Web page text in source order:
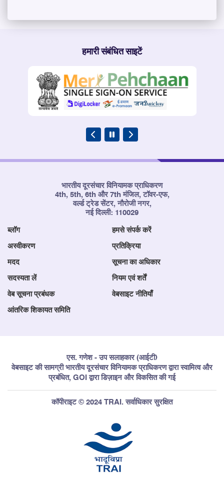
हमारी संबंधित साइटें
भारतीय दूरसंचार विनियामक प्राधिकरण
4th, 5th, 6th और 7th मंजिल, टॉवर-एफ,
वर्ल्ड ट्रेड सेंटर, नौरोजी नगर,
नई दिल्ली: 110029
ब्लॉग हमसे संपर्क करें
अस्वीकरण प्रतिक्रिया
मदद सूचना का अधिकार
सदस्यता लें नियम एवं शर्तें
वेब सूचना प्रबंधक वेबसाइट नीतियाँ
आंतरिक शिकायत समिति
एस. गणेश - उप सलाहकार (आईटी)
वेबसाइट की सामग्री भारतीय दूरसंचार विनियामक प्राधिकरण द्वारा स्वामित्व और
प्रबंधित, GOI द्वारा डिज़ाइन और विकसित की गई
कॉपीराइट © 2024 TRAI. सर्वाधिकार सुरक्षित